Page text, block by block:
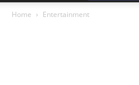
Home Entertainment